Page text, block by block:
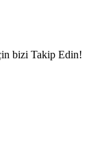
bizi Takip Edin!